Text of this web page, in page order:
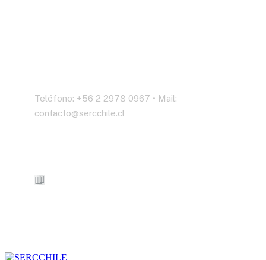
Teléfono: +56 2 2978 0967 • Mail:
contacto@sercchile.cl